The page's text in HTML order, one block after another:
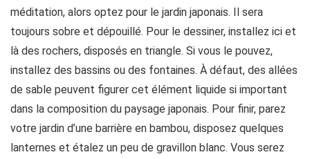
méditation, alors optez pour le jardin japonais. Il sera
toujours sobre et dépouillé. Pour le dessiner, installez ici et
là des rochers, disposés en triangle. Si vous le pouvez,
installez des bassins ou des fontaines. À défaut, des allées
de sable peuvent figurer cet élément liquide si important
dans la composition du paysage japonais. Pour finir, parez
votre jardin d’une barrière en bambou, disposez quelques
lanternes et étalez un peu de gravillon blanc. Vous serez